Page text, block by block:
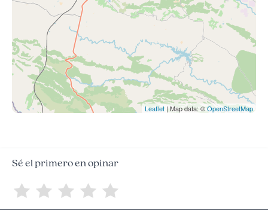
Leaflet | Map data: ©OpenStreetMap
Sé el primero en opinar